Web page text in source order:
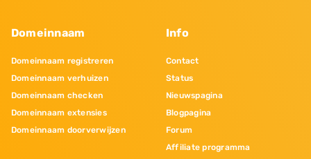
Domeinnaam
Domeinnaam registreren
Domeinnaam verhuizen
Domeinnaam checken
Domeinnaam extensies
Domeinnaam doorverwijzen
Info
Contact
Status
Nieuwspagina
Blogpagina
Forum
Affiliate programma